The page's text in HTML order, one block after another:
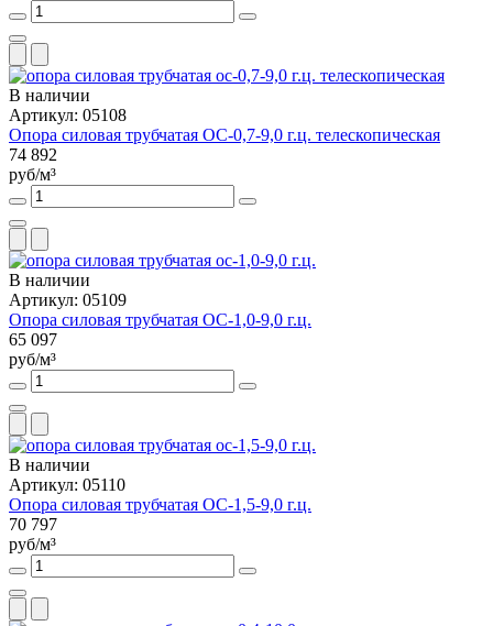
В наличии
Артикул: 05108
Опора силовая трубчатая ОС-0,7-9,0 г.ц. телескопическая
74 892
руб/м³
В наличии
Артикул: 05109
Опора силовая трубчатая ОС-1,0-9,0 г.ц.
65 097
руб/м³
В наличии
Артикул: 05110
Опора силовая трубчатая ОС-1,5-9,0 г.ц.
70 797
руб/м³